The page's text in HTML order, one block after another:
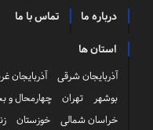
درباره ما تماس با ما
استان ها
آذربایجان شرقی آذربایجان
بوشهر
تهران چهارمحال و
خراسان شمالی
خوزستان